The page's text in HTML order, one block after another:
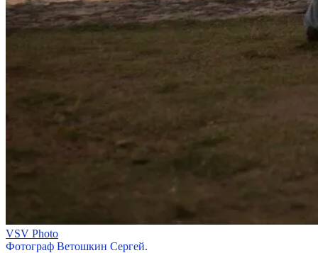
VSV Photo
Фотограф Ветошкин Сергей.